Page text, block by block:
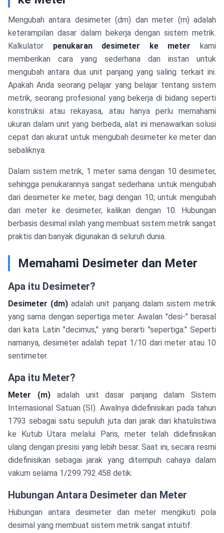
Mengubah antara desimeter (dm) dan meter (m) adalah
keterampilan dasar dalam bekerja dengan sistem metrik.
Kalkulator penukaran desimeter ke meter kami
memberikan cara yang sederhana dan instan untuk
mengubah antara dua unit panjang yang saling terkait ini.
Apakah Anda seorang pelajar yang belajar tentang sistem
metrik, seorang profesional yang bekerja di bidang seperti
konstruksi atau rekayasa, atau hanya perlu memahami
ukuran dalam unit yang berbeda, alat ini menawarkan solusi
cepat dan akurat untuk mengubah desimeter ke meter dan
sebaliknya.
Dalam sistem metrik, 1 meter sama dengan 10 desimeter,
sehingga penukarannya sangat sederhana: untuk mengubah
dari desimeter ke meter, bagi dengan 10; untuk mengubah
dari meter ke desimeter, kalikan dengan 10. Hubungan
berbasis desimal inilah yang membuat sistem metrik sangat
praktis dan banyak digunakan di seluruh dunia.
Memahami Desimeter dan Meter
Apa itu Desimeter?
Desimeter (dm) adalah unit panjang dalam sistem metrik
yang sama dengan sepertiga meter. Awalan "desi-" berasal
dari kata Latin "decimus," yang berarti "sepertiga." Seperti
namanya, desimeter adalah tepat 1/10 dari meter atau 10
sentimeter.
Apa itu Meter?
Meter (m)adalah unit dasar panjang dalam Sistem
Internasional Satuan (SI). Awalnya didefinisikan pada tahun
1793 sebagai satu sepuluh juta dari jarak dari khatulistiwa
ke Kutub Utara melalui Paris, meter telah didefinisikan
ulang dengan presisi yang lebih besar. Saat ini, secara resmi
didefinisikan sebagai jarak yang ditempuh cahaya dalam
vakum selama 1/299.792.458 detik.
Hubungan Antara Desimeter dan Meter
Hubungan antara desimeter dan meter mengikuti pola
desimal yang membuat sistem metrik sangat intuitif: